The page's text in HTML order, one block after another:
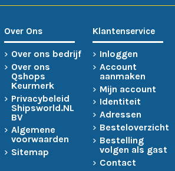
Over Ons
Over ons bedrijf
Over ons
Qshops
Keurmerk
Privacybeleid
Shipsworld.NL
BV
Algemene
voorwaarden
Sitemap
Klantenservice
Inloggen
Account
aanmaken
Mijn account
Identiteit
Adressen
Besteloverzicht
Bestelling
volgen als gast
Contact